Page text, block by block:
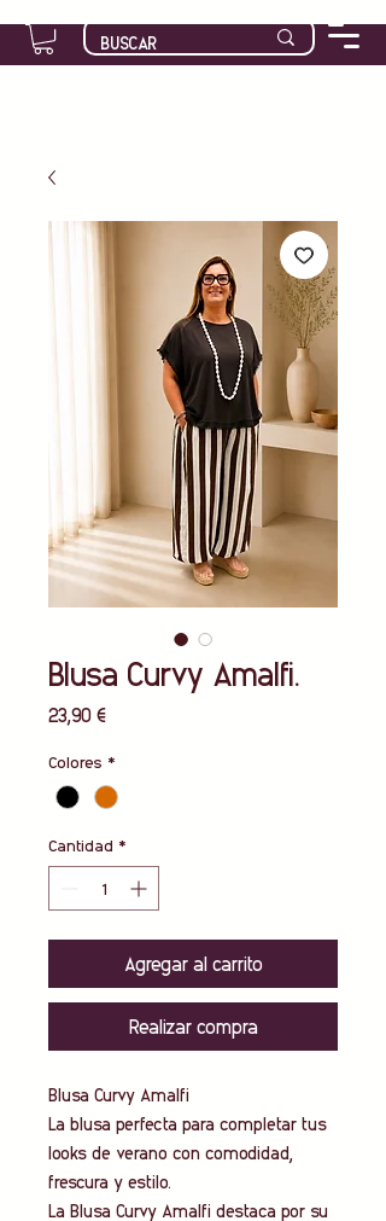
Blusa Curvy Amalfi.
23,90 €Precio
Colores *
Cantidad *
Agregar al carrito
Realizar compra
Blusa Curvy Amalfi
La blusa perfecta para completar tus
looks de verano con comodidad,
frescura y estilo.
La Blusa Curvy Amalfi destaca por su